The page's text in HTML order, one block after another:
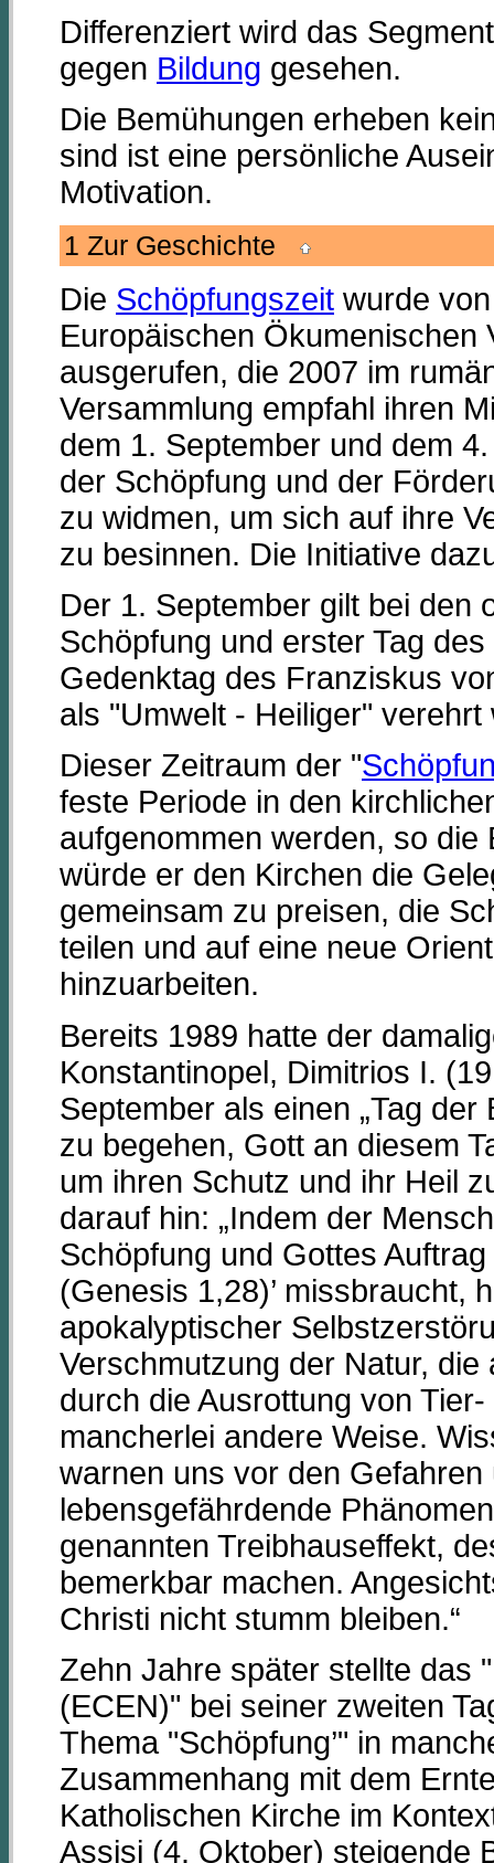
Differenziert wird das
gegen Bildung gesehen.
Die Bemühungen erheben
sind ist eine persönliche
Motivation.
1 Zur Geschichte
Die Schöpfungszeit wurde
Europäischen Ökumenischen
ausgerufen, die 2007 im
Versammlung empfahl ihren
dem 1. September und dem
der Schöpfung und der
zu widmen, um sich auf ihre
zu besinnen. Die Initiative
Der 1. September gilt bei den
Schöpfung und erster Tag
Gedenktag des Franziskus
als "Umwelt - Heiliger" verehrt
Dieser Zeitraum der "
feste Periode in den
aufgenommen werden, so
würde er den Kirchen die
gemeinsam zu preisen, die
teilen und auf eine neue
hinzuarbeiten.
Bereits 1989 hatte der
Konstantinopel, Dimitrios I.
September als einen „Tag
zu begehen, Gott an diesem
um ihren Schutz und ihr Heil
darauf hin: „Indem der
Schöpfung und Gottes
(Genesis 1,28)’ missbraucht,
apokalyptischer
Verschmutzung der Natur,
durch die Ausrottung von
mancherlei andere Weise.
warnen uns vor den
lebensgefährdende
genannten Treibhauseffekt,
bemerkbar machen.
Christi nicht stumm bleiben.“
Zehn Jahre später stellte das
(ECEN)" bei seiner zweiten
Thema "Schöpfung’" in
Zusammenhang mit dem
Katholischen Kirche im
Assisi (4. Oktober) steigende